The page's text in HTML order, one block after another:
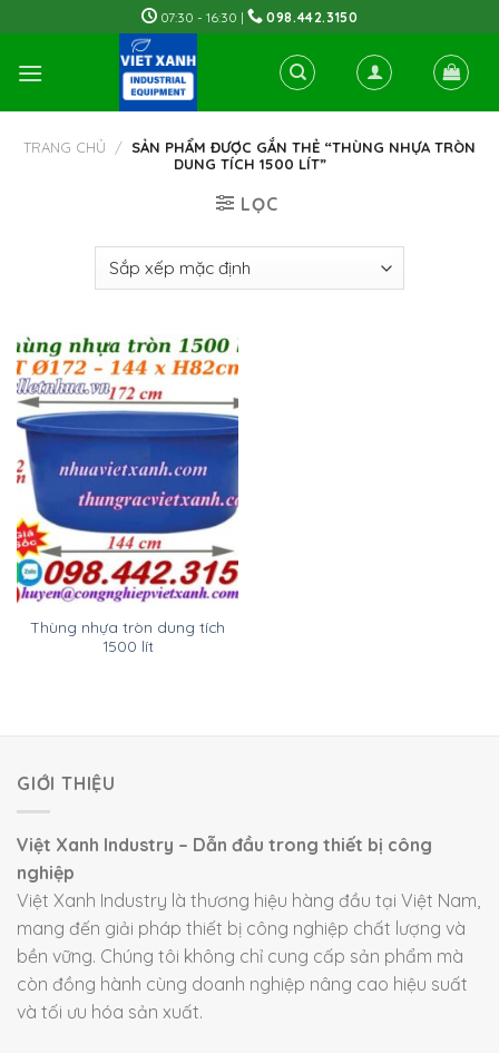
to
content
07:30 - 16:30 | 098.442.3150
TRANG CHỦ / SẢN PHẨM ĐƯỢC GẮN THẺ “THÙNG NHỰA TRÒN
DUNG TÍCH 1500 LÍT”
LỌC
Thùng nhựa tròn dung tích
1500 lít
GIỚI THIỆU
Việt Xanh Industry – Dẫn đầu trong thiết bị công
nghiệp
Việt Xanh Industry là thương hiệu hàng đầu tại Việt Nam,
mang đến giải pháp thiết bị công nghiệp chất lượng và
bền vững. Chúng tôi không chỉ cung cấp sản phẩm mà
còn đồng hành cùng doanh nghiệp nâng cao hiệu suất
và tối ưu hóa sản xuất.